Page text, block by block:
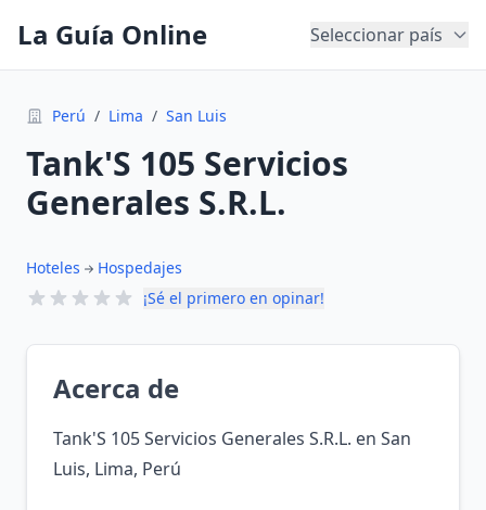
La Guía Online Seleccionar país
Perú / Lima / San Luis
Tank'S 105 Servicios
Generales S.R.L.
Hoteles
Hospedajes
¡Sé el primero en opinar!
Acerca de
Tank'S 105 Servicios Generales S.R.L. en San
Luis, Lima, Perú